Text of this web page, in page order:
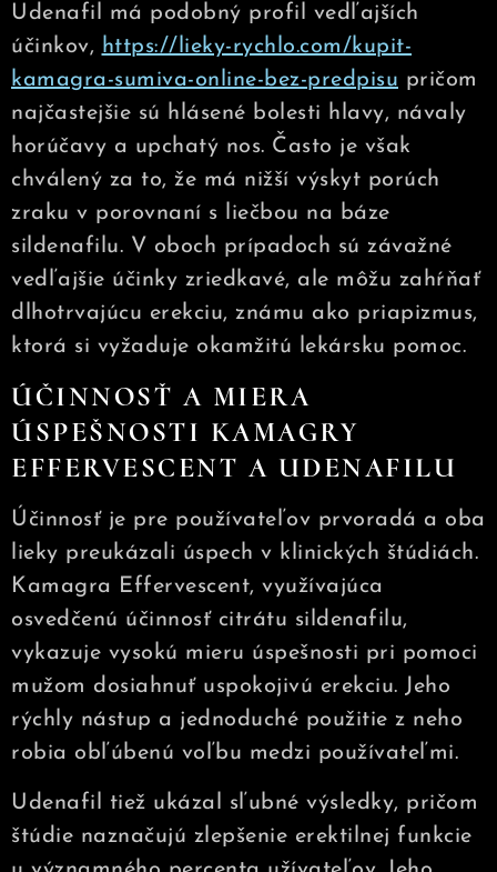
Udenafil má podobný profil vedľajších
účinkov, https://lieky-rychlo.com/kupit-
kamagra-sumiva-online-bez-predpisu pričom
najčastejšie sú hlásené bolesti hlavy, návaly
horúčavy a upchatý nos. Často je však
chválený za to, že má nižší výskyt porúch
zraku v porovnaní s liečbou na báze
sildenafilu. V oboch prípadoch sú závažné
vedľajšie účinky zriedkavé, ale môžu zahŕňať
dlhotrvajúcu erekciu, známu ako priapizmus,
ktorá si vyžaduje okamžitú lekársku pomoc.
ÚČINNOSŤ A MIERA
ÚSPEŠNOSTI KAMAGRY
EFFERVESCENT A UDENAFILU
Účinnosť je pre používateľov prvoradá a oba
lieky preukázali úspech v klinických štúdiách.
Kamagra Effervescent, využívajúca
osvedčenú účinnosť citrátu sildenafilu,
vykazuje vysokú mieru úspešnosti pri pomoci
mužom dosiahnuť uspokojivú erekciu. Jeho
rýchly nástup a jednoduché použitie z neho
robia obľúbenú voľbu medzi používateľmi.
Udenafil tiež ukázal sľubné výsledky, pričom
štúdie naznačujú zlepšenie erektilnej funkcie